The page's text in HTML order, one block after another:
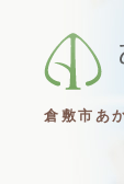
倉敷市あ